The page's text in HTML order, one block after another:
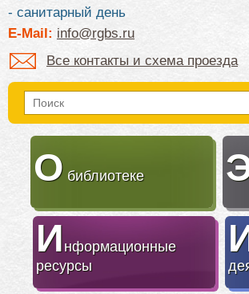
- санитарный день
E-Mail: info@rgbs.ru
Все контакты и схема проезда
О библиотеке
Информационные
ресурсы